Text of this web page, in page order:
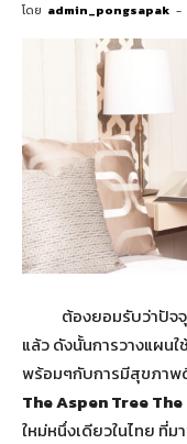
โดย admin_pongsapak -
ต้องยอมรับว่าปัจจุบั
แล้ว ดังนั้นการวางแผน
พร้อมๆกับการมีสุขภาพ
The Aspen Tree
ใหม่หนึ่งเดียวในไทย